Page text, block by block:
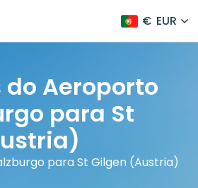
€ EUR
do Aeroporto
para St
para St Gilgen (Austria)